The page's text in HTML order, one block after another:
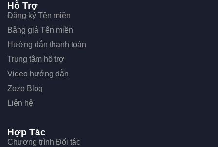
Hỗ Trợ
Đăng ký Tên miền
Bảng giá Tên miền
Hướng dẫn thanh toán
Trung tâm hỗ trợ
Video hướng dẫn
Zozo Blog
Liên hệ
Hợp Tác
Chương trình Đối tác